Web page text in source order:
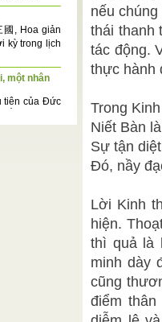
國, Hoa giản
kỳ trong lịch
một nhân
tiên của Đức
nếu
thái thanh
tác động.
thực hành
Trong
Niết Bàn
Sự tận
Đó, nầy
Lời Kinh
hiện.
thì quả là
minh dày
cũng
điểm